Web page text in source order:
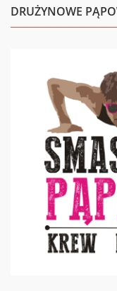
DRUŻYNOWE